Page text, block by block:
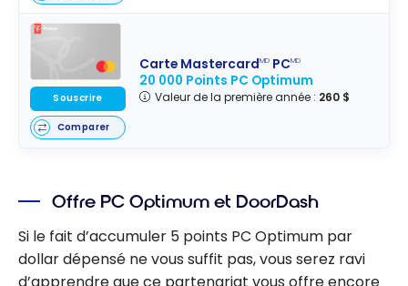
Carte MastercardMD PCMD
20 000 Points PC Optimum
Valeur de la première année : 260 $
Souscrire
Comparer
Offre PC Optimum et DoorDash
Si le fait d’accumuler 5 points PC Optimum par
dollar dépensé ne vous suffit pas, vous serez ravi